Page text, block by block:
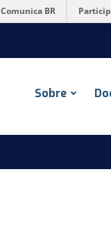
Comunica BR
Sobre